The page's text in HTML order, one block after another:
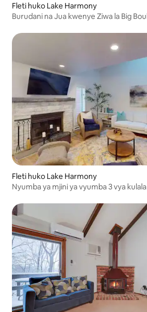
Fleti huko Lake Harmony
Burudani na Jua kwenye Ziwa la Big
Fleti huko Lake Harmony
Nyumba ya mjini ya vyumba 3 vya